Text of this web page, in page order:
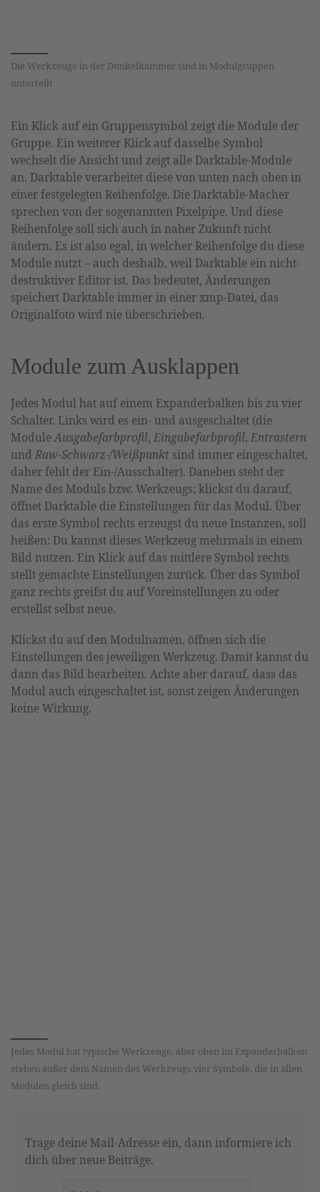
Die Werkzeuge in der Dunkelkammer sind in Modulgruppen
unterteilt
Ein Klick auf ein Gruppensymbol zeigt die Module der
Gruppe. Ein weiterer Klick auf dasselbe Symbol
wechselt die Ansicht und zeigt alle Darktable-Module
an. Darktable verarbeitet diese von unten nach oben in
einer festgelegten Reihenfolge. Die Darktable-Macher
sprechen von der sogenannten Pixelpipe. Und diese
Reihenfolge soll sich auch in naher Zukunft nicht
ändern. Es ist also egal, in welcher Reihenfolge du diese
Module nutzt – auch deshalb, weil Darktable ein nicht-
destruktiver Editor ist. Das bedeutet, Änderungen
speichert Darktable immer in einer xmp-Datei, das
Originalfoto wird nie überschrieben.
Module zum Ausklappen
Jedes Modul hat auf einem Expanderbalken bis zu vier
Schalter. Links wird es ein- und ausgeschaltet (die
ModuleAusgabefarbprofil, Eingabefarbprofil, Entrastern
und Raw-Schwarz-/Weißpunkt sind immer eingeschaltet,
daher fehlt der Ein-/Ausschalter). Daneben steht der
Name des Moduls bzw. Werkzeugs; klickst du darauf,
öffnet Darktable die Einstellungen für das Modul. Über
das erste Symbol rechts erzeugst du neue Instanzen, soll
heißen: Du kannst dieses Werkzeug mehrmals in einem
Bild nutzen. Ein Klick auf das mittlere Symbol rechts
stellt gemachte Einstellungen zurück. Über das Symbol
ganz rechts greifst du auf Voreinstellungen zu oder
erstellst selbst neue.
Klickst du auf den Modulnamen, öffnen sich die
Einstellungen des jeweiligen Werkzeug. Damit kannst du
dann das Bild bearbeiten. Achte aber darauf, dass das
Modul auch eingeschaltet ist, sonst zeigen Änderungen
keine Wirkung.
Jedes Modul hat typische Werkzeuge, aber oben im Expanderbalken
stehen außer dem Namen des Werkzeugs vier Symbole, die in allen
Modulen gleich sind.
Trage deine Mail-Adresse ein, dann informiere ich
dich über neue Beiträge.